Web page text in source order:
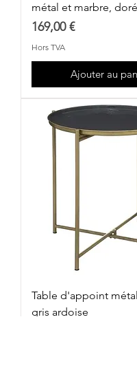
métal et marbre, doré
Prix
169,00 €
Hors TVA
Ajouter au
Table d'appoint
gris ardoise